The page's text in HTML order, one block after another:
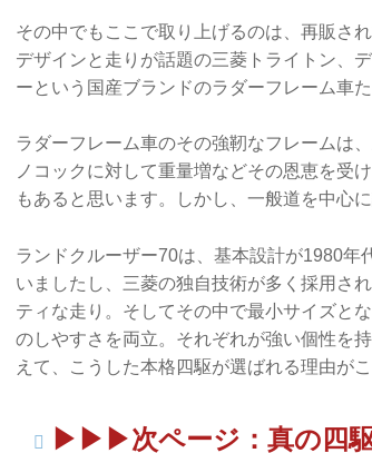
その中でもここで取り上げるのは、再販さ
デザインと走りが話題の三菱トライトン、
ーという国産ブランドのラダーフレーム車た
ラダーフレーム車のその強靭なフレームは
ノコックに対して重量増などその恩恵を受
もあると思います。しかし、一般道を中心
ランドクルーザー70は、基本設計が1980年
いましたし、三菱の独自技術が多く採用さ
ティな走り。そしてその中で最小サイズと
のしやすさを両立。それぞれが強い個性を
えて、こうした本格四駆が選ばれる理由が
▶▶▶次ページ：真の四